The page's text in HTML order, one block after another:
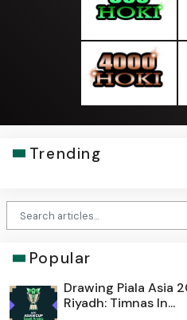
Trending
Popular
Drawing Piala Asia
Riyadh: Timnas In...